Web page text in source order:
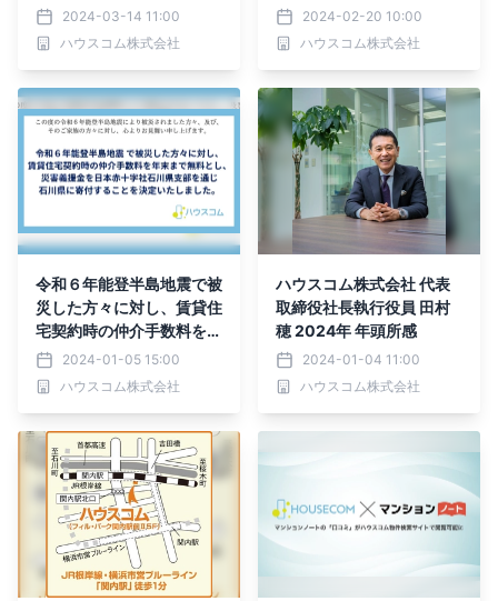
生成AIを活かし、新社内情
報検索システムの開発・構
築に着手
2024-03-14 11:00
ハウスコム株式会社
2024-02-20 10:00
ハウスコム株式会社
令和６年能登半島地震で被
災した方々に対し、賃貸住
宅契約時の仲介手数料を年
末まで無料とし、災害義援
金を日本赤十字社石川県支
部を通じ石川県に寄付する
2024-01-05 15:00
ハウスコム株式会社
ハウスコム株式会社 代表
取締役社長執行役員 田村
穂 2024年 年頭所感
2024-01-04 11:00
ハウスコム株式会社